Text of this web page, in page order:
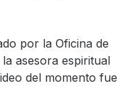
por la Oficina de
asesora espiritual
del momento fue